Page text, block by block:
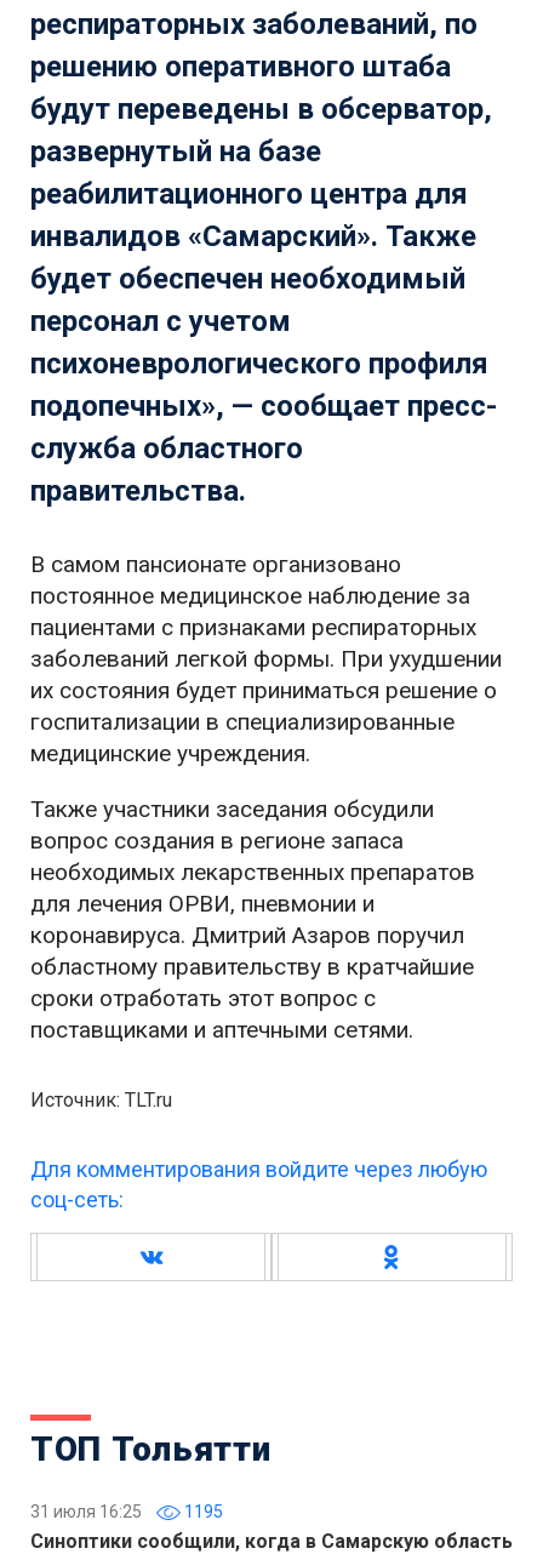
респираторных заболеваний, по
решению оперативного штаба
будут переведены в обсерватор,
развернутый на базе
реабилитационного центра для
инвалидов «Самарский». Также
будет обеспечен необходимый
персонал с учетом
психоневрологического профиля
подопечных», — сообщает пресс-
служба областного
правительства.
В самом пансионате организовано
постоянное медицинское наблюдение за
пациентами с признаками респираторных
заболеваний легкой формы. При ухудшении
их состояния будет приниматься решение о
госпитализации в специализированные
медицинские учреждения.
Также участники заседания обсудили
вопрос создания в регионе запаса
необходимых лекарственных препаратов
для лечения ОРВИ, пневмонии и
коронавируса. Дмитрий Азаров поручил
областному правительству в кратчайшие
сроки отработать этот вопрос с
поставщиками и аптечными сетями.
Источник: TLT.ru
Для комментирования войдите через любую
соц-сеть:
ТОП Тольятти
31 июля 16:25 1195
Синоптики сообщили, когда в Самарскую область